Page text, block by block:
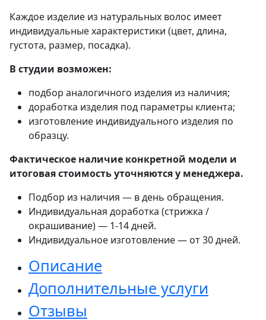
Каждое изделие из натуральных волос имеет
индивидуальные характеристики (цвет, длина,
густота, размер, посадка).
В студии возможен:
подбор аналогичного изделия из наличия;
доработка изделия под параметры клиента;
изготовление индивидуального изделия по
образцу.
Фактическое наличие конкретной модели и
итоговая стоимость уточняются у менеджера.
Подбор из наличия — в день обращения.
Индивидуальная доработка (стрижка /
окрашивание) — 1-14 дней.
Индивидуальное изготовление — от 30 дней.
Описание
Дополнительные услуги
Отзывы